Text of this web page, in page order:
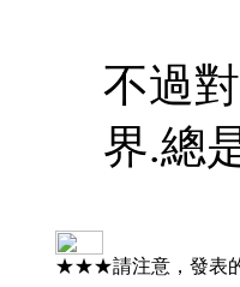
不過
界.總
★★★請注意，發表